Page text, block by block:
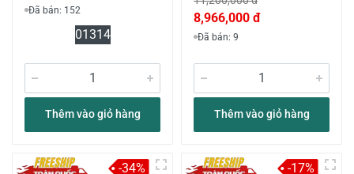
Đã bán: 152
01314
Thêm vào giỏ hàng
8,966,000 đ
Đã bán: 9
Thêm vào giỏ hàng
-34% -17%